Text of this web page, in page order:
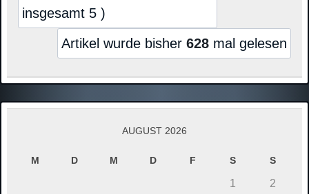
insgesamt 5 )
Artikel wurde bisher 628 mal gelesen
AUGUST 2026
M D M D F S S
1
2